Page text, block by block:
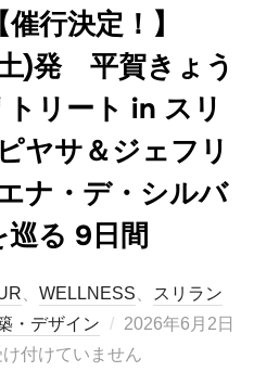
行決定！】
)発 平賀きょう
リート in スリ
ヤサ＆ジェフリ
ナ・デ・シルバ
巡る 9日間
WELLNESS
スリラン
・デザイン
投
稿
2026年6月2日
付けていません